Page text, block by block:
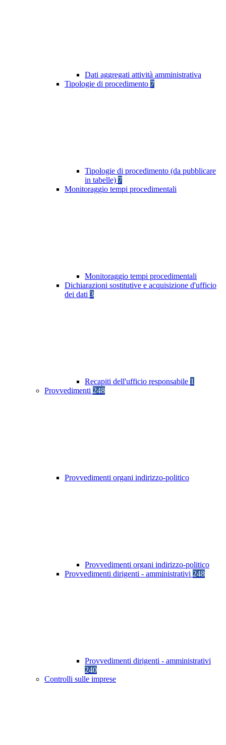
Dati aggregati attività amministrativa
Tipologie di procedimento 7
Tipologie di procedimento (da pubblicare
in tabelle) 7
Monitoraggio tempi procedimentali
Monitoraggio tempi procedimentali
Dichiarazioni sostitutive e acquisizione d'ufficio
dei dati 3
Recapiti dell'ufficio responsabile 1
Provvedimenti 248
Provvedimenti organi indirizzo-politico
Provvedimenti organi indirizzo-politico
Provvedimenti dirigenti - amministrativi 248
Provvedimenti dirigenti - amministrativi
240
Controlli sulle imprese